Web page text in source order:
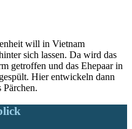
will in Vietnam
sich lassen. Da wird das
getroffen und das Ehepaar in
Hier entwickeln dann